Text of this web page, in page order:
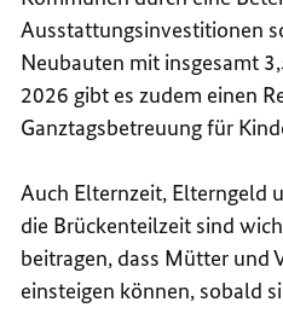
Ausstattungsinvestitionen
Neubauten mit insgesamt
2026 gibt es zudem einen
Ganztagsbetreuungfür
Auch Elternzeit, Elterngeld
die Brückenteilzeit sind
beitragen, dass Mütter und
einsteigen können, sobald